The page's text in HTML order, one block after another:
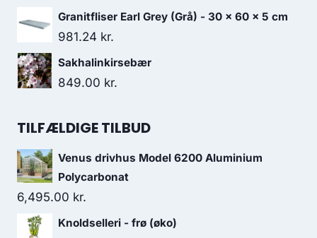
Granitfliser Earl Grey (Grå) - 30 x 60 x 5 cm
981.24 kr.
Sakhalinkirsebær
849.00 kr.
TILFÆLDIGE TILBUD
Venus drivhus Model 6200 Aluminium
Polycarbonat
6,495.00 kr.
Knoldselleri - frø (øko)